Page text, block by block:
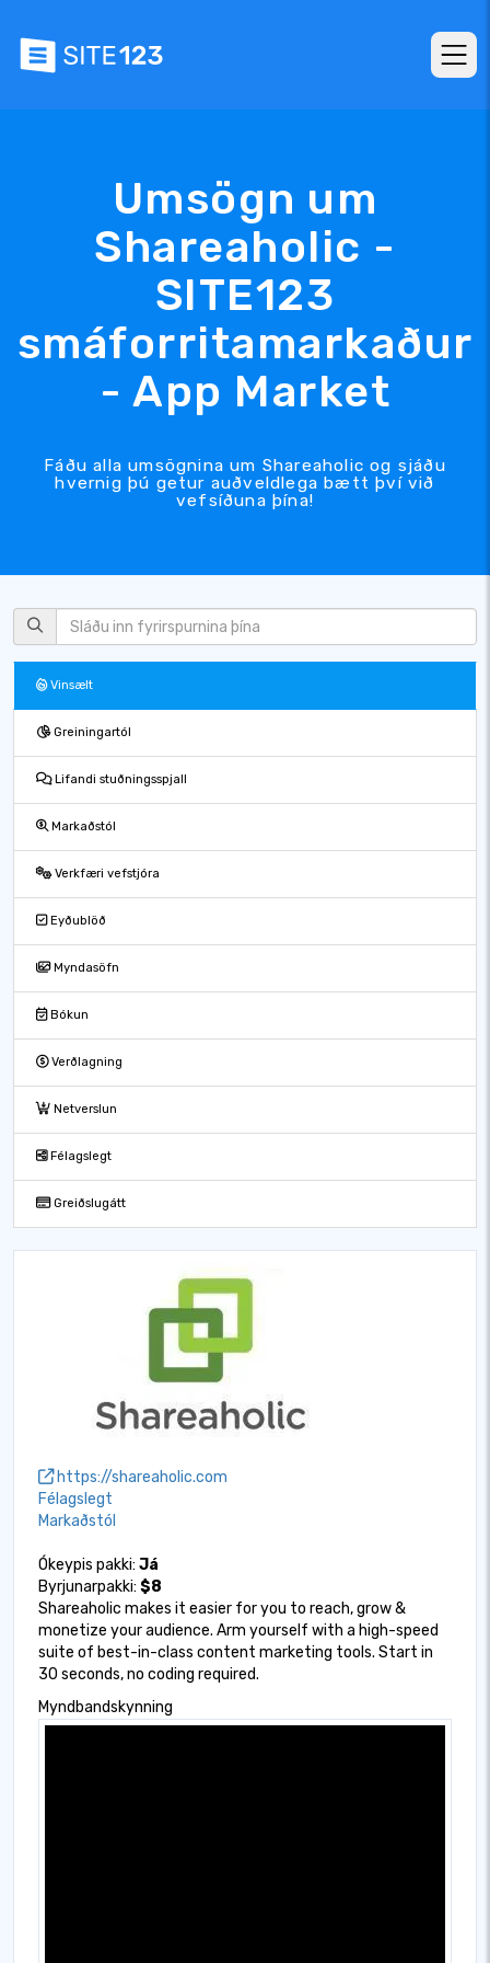
Umsögn um
Shareaholic -
SITE123
smáforritamarkaður
- App Market
Fáðu alla umsögnina um Shareaholic og sjáðu
hvernig þú getur auðveldlega bætt því við
vefsíðuna þína!
Vinsælt
Greiningartól
Lifandi stuðningsspjall
Markaðstól
Verkfæri vefstjóra
Eyðublöð
Myndasöfn
Bókun
Verðlagning
Netverslun
Félagslegt
Greiðslugátt
https://shareaholic.com
Félagslegt
Markaðstól
Ókeypis pakki: Já
Byrjunarpakki: $8
Shareaholic makes it easier for you to reach, grow &
monetize your audience. Arm yourself with a high-speed
suite of best-in-class content marketing tools. Start in
30 seconds, no coding required.
Myndbandskynning